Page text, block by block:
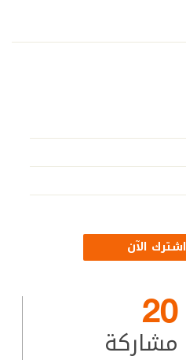
اشترك الآن
20
مشاركة